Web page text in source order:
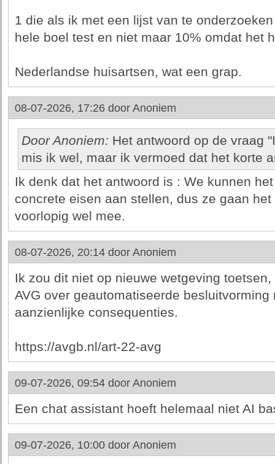
1 die als ik met een lijst van te
hele boel test en niet maar 10% omdat het
Nederlandse huisartsen, wat een grap.
08-07-2026, 17:26 door Anoniem
Door Anoniem: Het antwoord op de vraag
mis ik wel, maar ik vermoed dat het korte
Ik denk dat het antwoord is : We kunnen
concrete eisen aan stellen, dus ze gaan
voorlopig wel mee.
08-07-2026, 20:14 door Anoniem
Ik zou dit niet op nieuwe wetgeving
AVG over geautomatiseerde
aanzienlijke consequenties.
https://avgb.nl/art-22-avg
09-07-2026, 09:54 door Anoniem
Een chat assistant hoeft helemaal niet AI
09-07-2026, 10:00 door Anoniem